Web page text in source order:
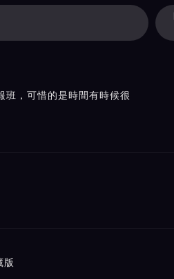
，可惜的是時間有時候很
版